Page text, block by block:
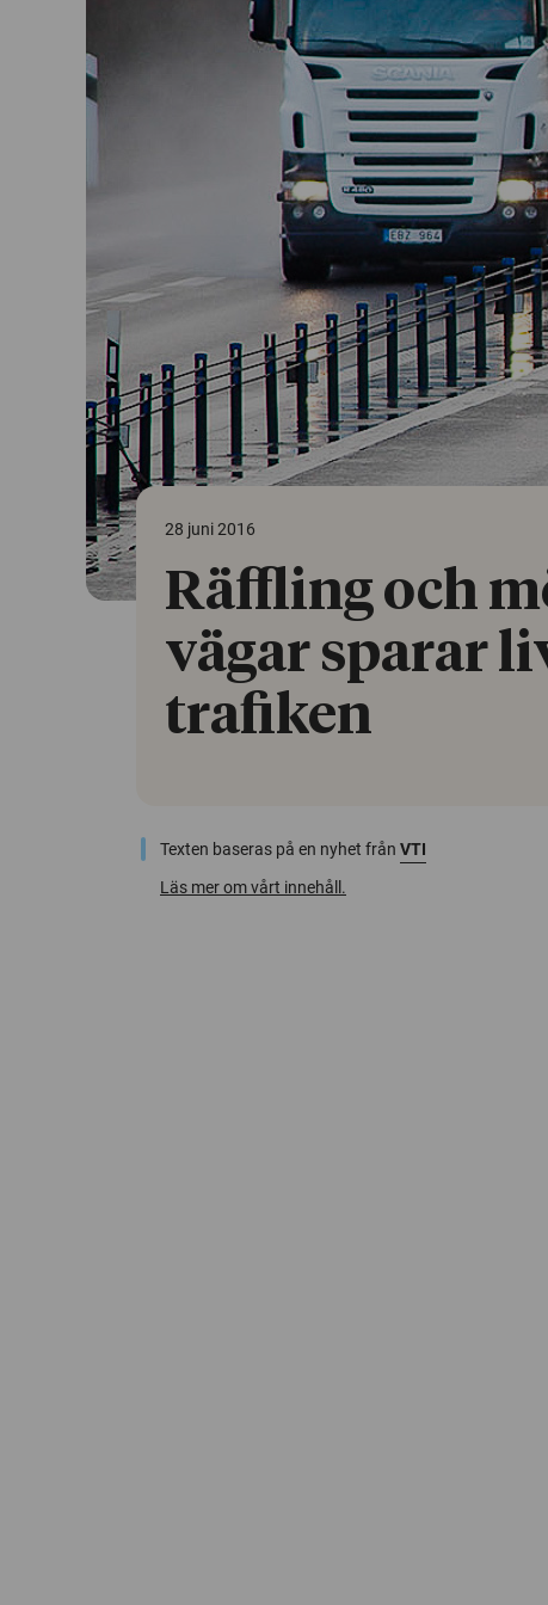
28 juni 2016
Räffling och
vägar sparar
trafiken
Texten baseras på en nyhet från VTI
Läs mer om vårt innehåll.